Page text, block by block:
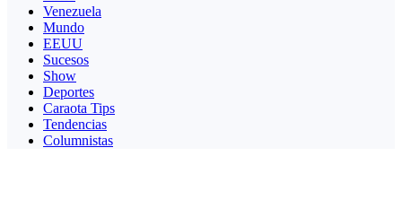
Venezuela
Mundo
EEUU
Sucesos
Show
Deportes
Caraota Tips
Tendencias
Columnistas